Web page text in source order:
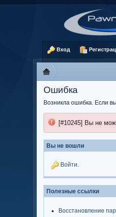
Вход
Ошибка
Возникла ошибка. Если
[#10245] Вы не
Вы не вошли
Войти.
Полезные ссылки
Восстановление